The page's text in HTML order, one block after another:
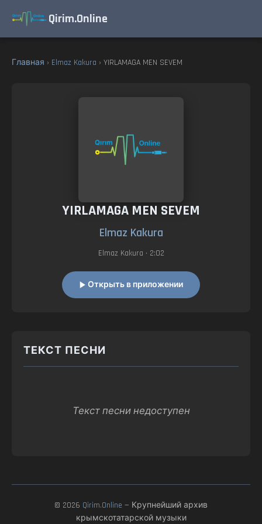
Qirim.Online
Главная › Elmaz Kakura › YIRLAMAGA MEN SEVEM
YIRLAMAGA MEN SEVEM
Elmaz Kakura
Elmaz Kakura • 2:02
Открыть в приложении
ТЕКСТ ПЕСНИ
Текст песни недоступен
© 2026 Qirim.Online — Крупнейший архив
крымскотатарской музыки